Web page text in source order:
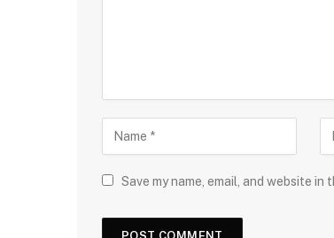
Save my name, email, and website